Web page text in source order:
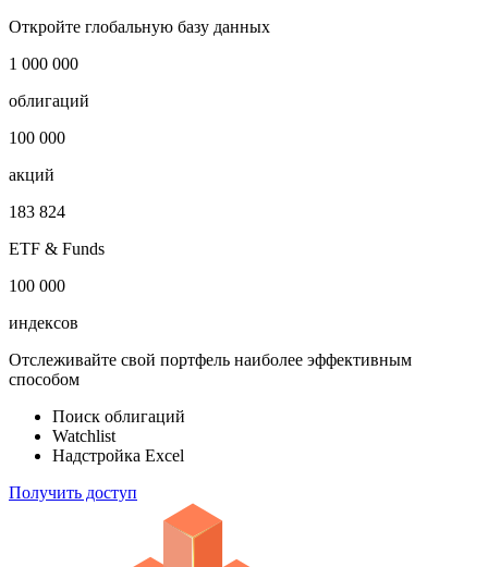
Откройте глобальную базу данных
1 000 000
облигаций
100 000
акций
183 824
ETF & Funds
100 000
индексов
Отслеживайте свой портфель наиболее эффективным
способом
Поиск облигаций
Watchlist
Надстройка Excel
Получить доступ